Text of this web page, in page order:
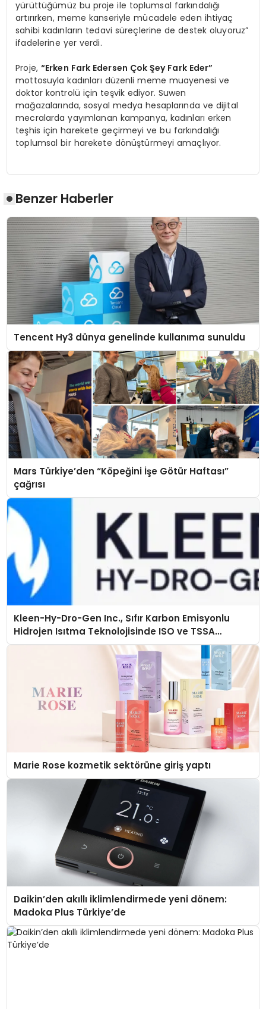
yürüttüğümüz bu proje ile toplumsal farkındalığı
artırırken, meme kanseriyle mücadele eden ihtiyaç
sahibi kadınların tedavi süreçlerine de destek oluyoruz”
ifadelerine yer verdi.
Proje, “Erken Fark Edersen Çok Şey Fark Eder”
mottosuyla kadınları düzenli meme muayenesi ve
doktor kontrolü için teşvik ediyor. Suwen
mağazalarında, sosyal medya hesaplarında ve dijital
mecralarda yayımlanan kampanya, kadınları erken
teşhis için harekete geçirmeyi ve bu farkındalığı
toplumsal bir harekete dönüştürmeyi amaçlıyor.
Benzer Haberler
Tencent Hy3 dünya genelinde kullanıma sunuldu
Mars Türkiye’den “Köpeğini İşe Götür Haftası”
çağrısı
Kleen-Hy-Dro-Gen Inc., Sıfır Karbon Emisyonlu
Hidrojen Isıtma Teknolojisinde ISO ve TSSA
Düzenleyici Onaylarını Aldı
Marie Rose kozmetik sektörüne giriş yaptı
Daikin’den akıllı iklimlendirmede yeni dönem:
Madoka Plus Türkiye’de